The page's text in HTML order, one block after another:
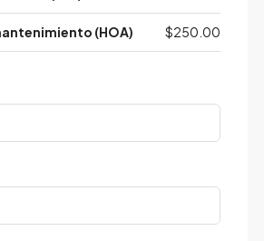
(HOA) $250.00